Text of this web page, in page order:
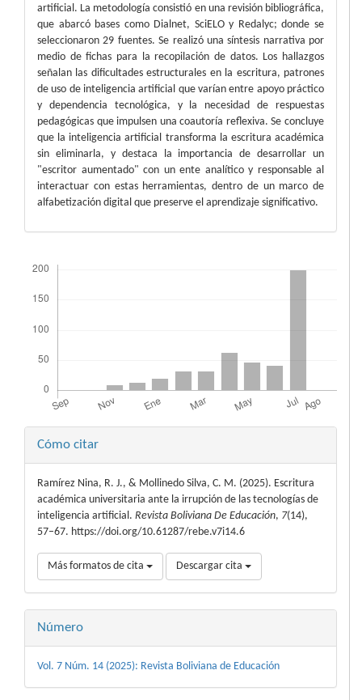
artificial. La metodología consistió en una revisión bibliográfica,
que abarcó bases como Dialnet, SciELO y Redalyc; donde se
seleccionaron 29 fuentes. Se realizó una síntesis narrativa por
medio de fichas para la recopilación de datos. Los hallazgos
señalan las dificultades estructurales en la escritura, patrones
de uso de inteligencia artificial que varían entre apoyo práctico
y dependencia tecnológica, y la necesidad de respuestas
pedagógicas que impulsen una coautoría reflexiva. Se concluye
que la inteligencia artificial transforma la escritura académica
sin eliminarla, y destaca la importancia de desarrollar un
"escritor aumentado" con un ente analítico y responsable al
interactuar con estas herramientas, dentro de un marco de
alfabetización digital que preserve el aprendizaje significativo.
Detalles
del
artículo
Cómo citar
Ramírez Nina, R. J., & Mollinedo Silva, C. M. (2025). Escritura
académica universitaria ante la irrupción de las tecnologías de
inteligencia artificial. Revista Boliviana De Educación, 7(14),
57–67. https://doi.org/10.61287/rebe.v7i14.6
Más formatos de cita Descargar cita
Número
Vol. 7 Núm. 14 (2025): Revista Boliviana de Educación